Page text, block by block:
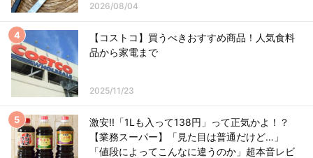
2026/08/04
【コストコ】買うべきおすすめ商品！人気食料
品から家電まで
2025/11/23
激安!!「1Lも入って138円」って正気かよ！？
【業務スーパー】「見た目は普通だけど…」
「値段によってこんなに違うのか」超本音レビ